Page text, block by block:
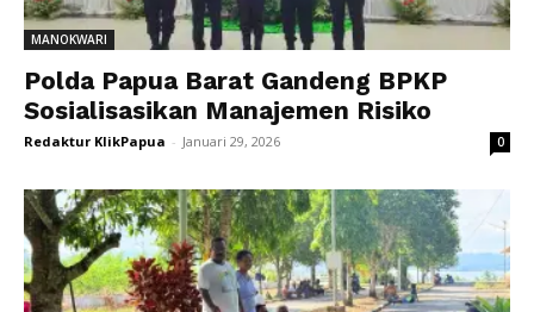
MANOKWARI
Polda Papua Barat Gandeng BPKP
Sosialisasikan Manajemen Risiko
Redaktur KlikPapua - Januari 29, 2026 0